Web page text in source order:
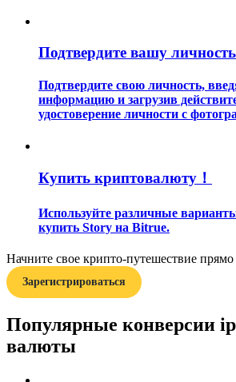
Руководство для начинающих по
Торговые стратегии
Подтвердите вашу личность
Подтвердите свою личность,
информацию и загрузив
удостоверение личности с
Купить криптовалюту！
Используйте различные
купить Story на Bitrue.
Начните свое крипто-путешествие прямо
Зарегистрироваться
Популярные конверсии
валюты